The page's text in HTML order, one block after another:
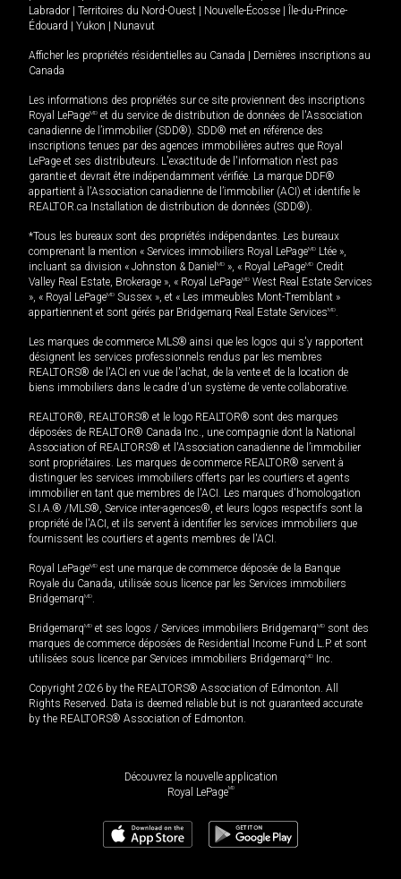
Labrador
Territoires du Nord-Ouest Nouvelle-Écosse
Île-du-Prince-
Édouard
Yukon Nunavut
Afficher les propriétés résidentielles au Canada
Dernières inscriptions au
Canada
Les informations des propriétés sur ce site proviennent des inscriptions
Royal LePageMD et du service de distribution de données de l'Association
canadienne de l’immobilier (SDD®). SDD® met en référence des
inscriptions tenues par des agences immobilières autres que Royal
LePage et ses distributeurs. L'exactitude de l'information n'est pas
garantie et devrait être indépendamment vérifiée. La marque DDF®
appartient à l'Association canadienne de l’immobilier (ACI) et identifie le
REALTOR.ca Installation de distribution de données (SDD®).
*Tous les bureaux sont des propriétés indépendantes. Les bureaux
comprenant la mention « Services immobiliers Royal LePageMD Ltée »,
incluant sa division « Johnston & Daniel MD », « Royal LePageMD Credit
Valley Real Estate, Brokerage », « Royal LePageMD West Real Estate Services
», « Royal LePageMD Sussex », et « Les immeubles Mont-Tremblant »
appartiennent et sont gérés par Bridgemarq Real Estate ServicesMD.
Les marques de commerce MLS® ainsi que les logos qui s'y rapportent
désignent les services professionnels rendus par les membres
REALTORS® de l'ACI en vue de l'achat, de la vente et de la location de
biens immobiliers dans le cadre d'un système de vente collaborative.
REALTOR®, REALTORS® et le logo REALTOR® sont des marques
déposées de REALTOR® Canada Inc., une compagnie dont la National
Association of REALTORS® et l'Association canadienne de l’immobilier
sont propriétaires. Les marques de commerce REALTOR® servent à
distinguer les services immobiliers offerts par les courtiers et agents
immobilier en tant que membres de l'ACI. Les marques d'homologation
S.I.A.® /MLS®, Service inter-agences®, et leurs logos respectifs sont la
propriété de l'ACI, et ils servent à identifier les services immobiliers que
fournissent les courtiers et agents membres de l'ACI.
Royal LePageMD est une marque de commerce déposée de la Banque
Royale du Canada, utilisée sous licence par les Services immobiliers
BridgemarqMD.
BridgemarqMD et ses logos / Services immobiliers BridgemarqMD sont des
marques de commerce déposées de Residential Income Fund L.P. et sont
utilisées sous licence par Services immobiliers BridgemarqMD Inc.
Copyright 2026 by the REALTORS® Association of Edmonton. All
Rights Reserved. Data is deemed reliable but is not guaranteed accurate
by the REALTORS® Association of Edmonton.
Découvrez la nouvelle application
Royal LePageMD